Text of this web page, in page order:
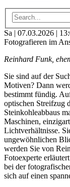
Sa | 07.03.2026 |
Fotografieren im
Reinhard Funk,
Sie sind auf der
Motiven? Dann
bestimmt fündig.
optischen Streifzug
Steinkohleabbaus
Maschinen,
Lichtverhältnisse.
ungewöhnlichen
werden Sie von
Fotoexperte
bei der
sich auf einen